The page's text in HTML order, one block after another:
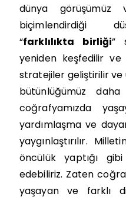
dünya görüşümüz
biçimlendirdiği
“farklılıkta birliği”
yeniden keşfedilir
stratejiler geliştirilir ve
bütünlüğümüz
coğrafyamızda
yardımlaşma ve
yaygınlaştırılır.
öncülük yaptığı
edebiliriz. Zaten
yaşayan ve farklı